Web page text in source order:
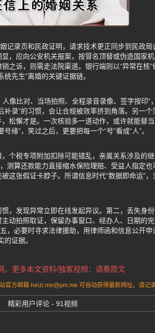
记录页和民政证明，请求技术更正同步到民政
，应向公安机关报案，按冒名顶替或伪造国家
之诉，则需走法院渠道。银行端则以“异常在核
先生”离婚的关键证据链。
像比对、当场拍照、全程录音录像、签字按印”
录”的习惯，会让合规被效率挤到角落。另一
松懈才是。一次核验多一道动作，或许就能替
缘”，笑过之后，更要把每一个“号”看成“人”。
个税专项附加扣除可能错乱，亲属关系涉及的
测算还款能力直接缩水保险理赔、受益人指定
这张假证卡脖子。所谓信息时代“数据即命运”
，发现异常立即在线发起异议。第二，丢失身
动拍照取证，保留办事窗口、经办人、日期的
，必要时寻求法律援助，用律师函和信息公开
证据。
，更多本文资料/独家视频：请看原文
官方邮箱 heizi.me@pm.me 可自动获得最新网址。请记
精彩用户评论 - 91视频